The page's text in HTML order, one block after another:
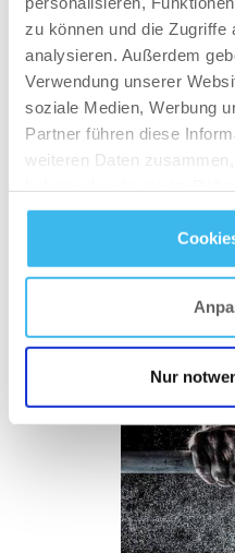
zu können und die Zugriffe
analysieren. Außerdem
Verwendung unserer
soziale Medien, Werbung
Partner führen diese
weiteren Daten
gesammelt haben.
Datenschutz- und
Nur
Ausführung der
Muskeln 1 bis 2
und du im
Phase deine
das Gewicht
arbeiten lässt
Umkehr)
erhöhe die
25% je nach
verkürze
oder die